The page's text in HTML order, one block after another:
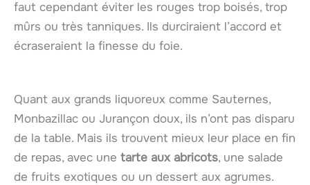
faut cependant éviter les rouges trop boisés, trop
mûrs ou très tanniques. Ils durciraient l’accord et
écraseraient la finesse du foie.
Quant aux grands liquoreux comme Sauternes,
Monbazillac ou Jurançon doux, ils n’ont pas disparu
de la table. Mais ils trouvent mieux leur place en fin
de repas, avec une tarte aux abricots, une salade
de fruits exotiques ou un dessert aux agrumes.